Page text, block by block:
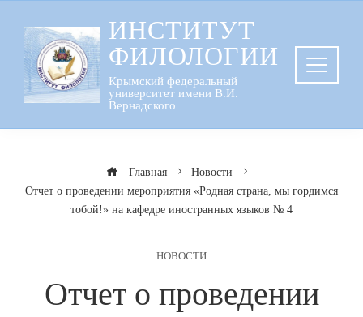
содержанию
ИНСТИТУТ
ФИЛОЛОГИИ
Крымский федеральный
университет имени В.И.
Вернадского
Главная
Новости
Отчет о проведении мероприятия «Родная страна, мы гордимся
тобой!» на кафедре иностранных языков № 4
НОВОСТИ
Отчет о проведении